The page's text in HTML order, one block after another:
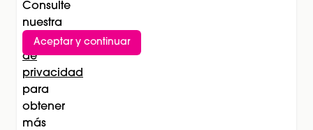
Suscríbete al newsletter
Consulte
nuestra
Política
de
privacidad
para
obtener
más
Aceptar y continuar